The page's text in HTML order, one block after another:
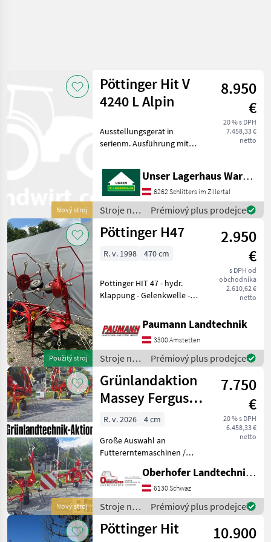
Nový stroj
Pöttinger Hit V
4240 L Alpin
8.950
€
20 % s DPH
7.458,33 €
netto
Ausstellungsgerät in
serienm. Ausführung mit
objemových krmív
Nariadkovač
Unser Lagerhaus Warenhandelsges.m.b.H.
6262 Schlitters im Zillertal
Stroje na
zber
objemových
Pöttinger
Prémiový plus prodejce
Použitý stroj
Pöttinger H47
2.950
€
s DPH od
obchodníka
2.610,62 €
netto
R. v. 1998 470 cm
Pöttinger HIT 47 - hydr.
Klappung - Gelenkwelle -
guter Zustand - sofort
verfügbar! Paumann
Landtechnik Ybbsitz
nastavenie výšky
Paumann Landtechnik
3300 Amstetten
Stroje na
zber
objemových
krmív /
Pöttinger
Prémiový plus prodejce
Nový stroj
Grünlandaktion
Massey Ferguson
& Pöttinger
7.750
€
20 % s DPH
6.458,33 €
netto
R. v. 2026
4 cm
Große Auswahl an
Futtererntemaschinen /
Pöttinger und Massey
Ferguson - Kreiselheuer /
Wender / Zettkreisler --
Massey Ferguson TD 404
DN --
Oberhofer Landtechnik GmbH
6130 Schwaz
Stroje na
zber
objemových
Prémiový plus prodejce
Pöttinger Hit
10.900